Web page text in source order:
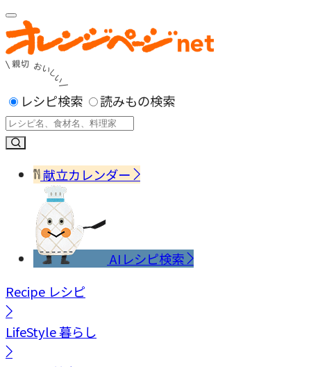
レシピ検索 読みもの検索
献立カレンダー
AIレシピ検索
Recipe レシピ
LifeStyle暮らし